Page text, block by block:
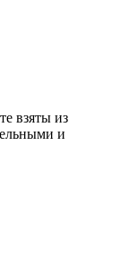
взяты из
и